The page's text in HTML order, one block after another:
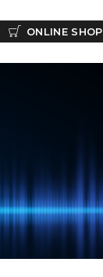
ONLINE SHOP